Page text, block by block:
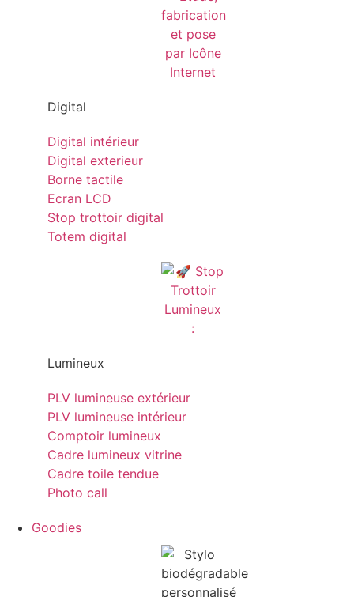
Digital
Digital intérieur
Digital exterieur
Borne tactile
Ecran LCD
Stop trottoir digital
Totem digital
Lumineux
PLV lumineuse extérieur
PLV lumineuse intérieur
Comptoir lumineux
Cadre lumineux vitrine
Cadre toile tendue
Photo call
Goodies